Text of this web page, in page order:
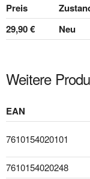
Preis
29,90 €
Neu
Weitere
EAN
7610154020101
7610154020248